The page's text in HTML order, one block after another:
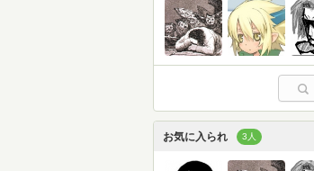
お気に入られ 3人